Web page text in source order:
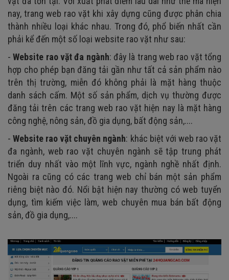
nay, trang web rao vặt khi xây dựng cũng được phân chia
thành nhiều loại khác nhau. Trong đó, phổ biến nhất cần
phải kể đến một số loại website rao vặt như sau:
-Website rao vặt đa ngành: đây là trang web rao vặt tổng
hợp cho phép bạn đăng tải gần như tất cả sản phẩm nào
trên thị trường, miễn đó không phải là mặt hàng thuộc
danh sách cấm. Một số sản phẩm, dịch vụ thường được
đăng tải trên các trang web rao vặt hiện nay là mặt hàng
công nghệ, nông sản, đồ gia dụng, bất động sản,....
-Website rao vặt chuyên ngành: khác biệt với web rao vặt
đa ngành, web rao vặt chuyên ngành sẽ tập trung phát
triển duy nhất vào một lĩnh vực, ngành nghề nhất định.
Ngoài ra cũng có các trang web chỉ bán một sản phẩm
riêng biệt nào đó. Nổi bật hiện nay thường có web tuyển
dụng, tìm kiếm việc làm, web chuyên mua bán bất động
sản, đồ gia dụng,....